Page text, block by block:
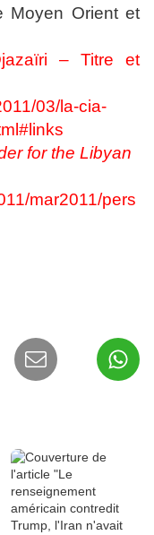
Moyen Orient et
– Titre et
03/la-cia-
for the Libyan
mar2011/pers